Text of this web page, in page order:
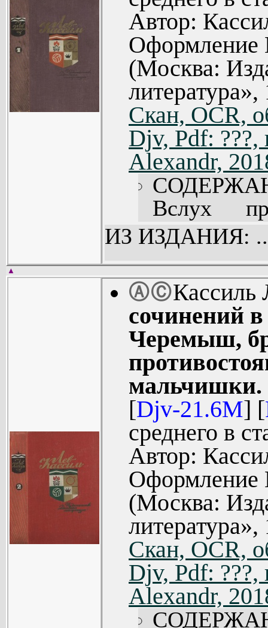
Автор:
Оформление
(Москва:
литература»,
Скан, OCR,
Djv, Pdf: ???,
Alexandr,
Вслух
Кондуит
Рис. Ю.
Книга
Книга
Вратарь
Б.
Есть на
Рис. И.
(607).
История с
«Есть на
Одна
Битва
(650).
ИЗ ИЗДАНИЯ:
▲
ⒶⒸ
сочинений
Черемыш,
мальчишки.
[Djv-21.6M] [
среднего в
Автор:
Оформление
(Москва:
литература»,
Скан, OCR,
Djv, Pdf: ???,
Alexandr,